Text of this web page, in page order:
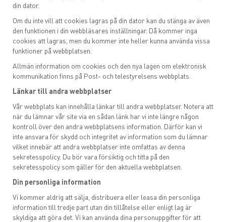
din dator.
Om du inte vill att cookies lagras på din dator kan du stänga av även
den funktionen i din webbläsares inställningar. Då kommer inga
cookies att lagras, men du kommer inte heller kunna använda vissa
funktioner på webbplatsen.
Allmän information om cookies och den nya lagen om elektronisk
kommunikation finns på Post- och telestyrelsens webbplats.
Länkar till andra webbplatser
Vår webbplats kan innehålla länkar till andra webbplatser. Notera att
när du lämnar vår site via en sådan länk har vi inte längre någon
kontroll över den andra webbplatsens information. Därför kan vi
inte ansvara för skydd och integritet av information som du lämnar
vilket innebär att andra webbplatser inte omfattas av denna
sekretesspolicy. Du bör vara försiktig och titta på den
sekretesspolicy som gäller för den aktuella webbplatsen.
Din personliga information
Vi kommer aldrig att sälja, distribuera eller leasa din personliga
information till tredje part utan din tillåtelse eller enligt lag är
skyldiga att göra det. Vi kan använda dina personuppgifter för att